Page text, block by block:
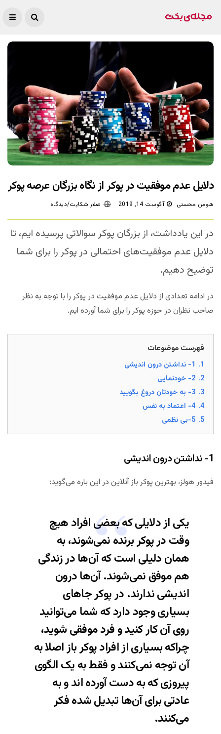
دلایل عدم موفقیت در پوکر از نگاه بزرگان عرصه پوکر
هومن محسنی آگوست 14, 2019 صفر شکایت/دیدگاه
در این یادداشت، از بزرگان پوکر سوالاتی پرسیده ایم، تا
دلایل عدم موفقیت‌های احتمالی در پوکر را برای شما
توضیح دهیم.
در ادامه تعدادی از دلایل عدم موفقیت در پوکر را با توجه به نظر
صاحب نظران در حوزه پوکر را برای شما آورده ایم.
فهرست موضوعات
1. 1- نداشتن درون اندیشی
2. 2- خودنمایی
3. 3- به خودتان دروغ بگویید
4. 4- اعتماد به نفس
5. 5-بی نظمی
1- نداشتن درون اندیشی
فیدور هولز، بهترین پوکر باز آنلاین در این باره می‌گوید:
یکی از دلایلی که بعضی افراد هیچ
وقت در پوکر برنده نمی‌شوند، به
همان دلیلی است که آن‌ها در زندگی
هم موفق نمی‌شوند. آن‌ها درون
اندیشی ندارند. در پوکر جاهای
بسیاری وجود دارد که شما‌ می‌‌توانید
روی آن کار کنید و فرد موفقی شوید،
چراکه بسیاری از افراد پوکر باز اصلا به
آن توجه نمی‌کنند و فقط به یک الگوی
پیروزی که به دست آورده اند و به
عادتی برای آن‌ها تبدیل شده فکر
می‌کنند.